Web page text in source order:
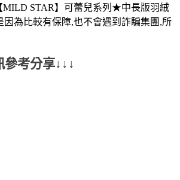
MILD STAR】可蕾兒系列★中長版羽絨
因為比較有保障,也不會遇到詐騙集團,所
考分享↓↓↓